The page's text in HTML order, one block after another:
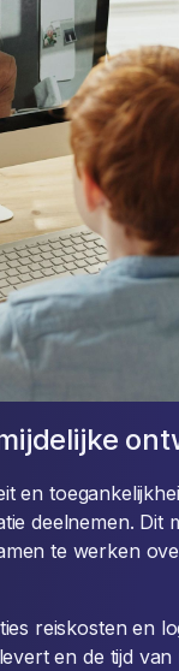
en
deelnemen. Dit
te werken
reiskosten en
en de tijd van